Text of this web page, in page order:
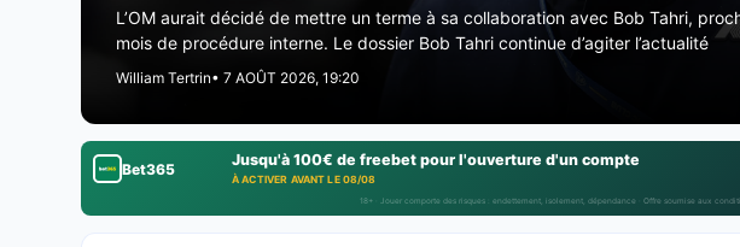
L’OM aurait décidé de mettre un terme à sa collaboration avec Bob Tahri,
mois de procédure interne. Le dossier Bob Tahri continue d’agiter l’actualité
William Tertrin• 7 AOÛT 2026, 19:20
Bet365 Jusqu'à 100€ de freebet pour l'ouverture d'un compte
À ACTIVER AVANT LE 08/08
18+ · Jouer comporte des risques : endettement, isolement, dépendance · Offre soumise aux